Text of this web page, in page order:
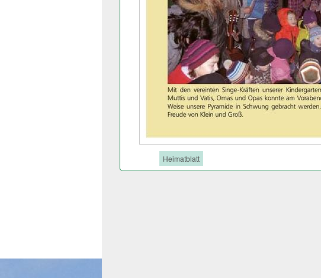
Heimatblatt